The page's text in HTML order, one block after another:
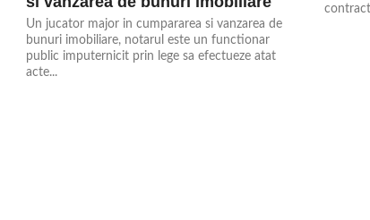
Un jucator major in cumpararea si vanzarea de
bunuri imobiliare, notarul este un functionar
public imputernicit prin lege sa efectueze atat
acte...